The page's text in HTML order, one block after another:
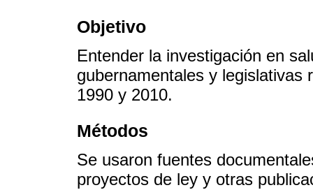
Objetivo
Entender la investigación en
gubernamentales y legislativas
1990 y 2010.
Métodos
Se usaron fuentes
proyectos de ley y otras